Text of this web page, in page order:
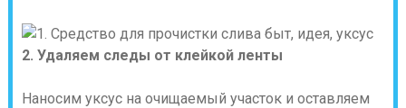
2. Удаляем следы от клейкой ленты
Наносим уксус на очищаемый участок и оставляем